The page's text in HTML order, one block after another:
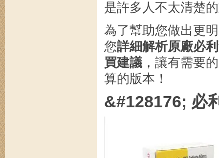
是許多人不太清楚
為了幫助您做出更
您詳細解析原廠必
買建議 ，讓有需要
算的版本！
&#128176; 必